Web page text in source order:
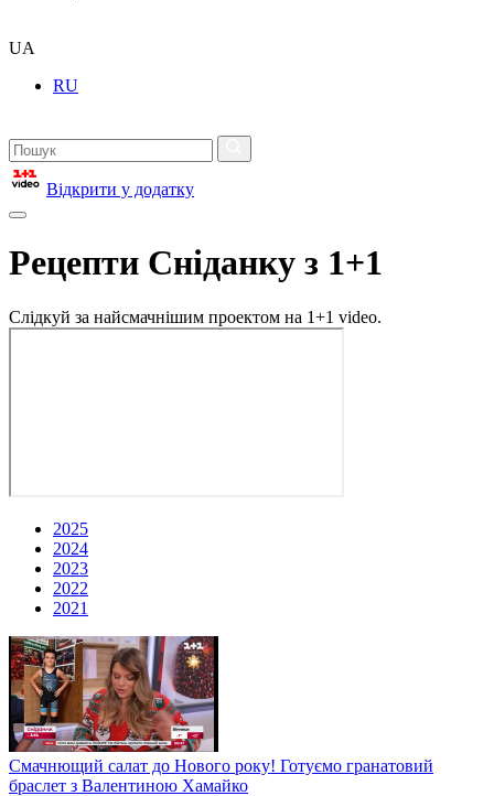
UA
RU
Відкрити у додатку
Рецепти Сніданку з 1+1
Слідкуй за найсмачнішим проектом на 1+1 video.
2025
2024
2023
2022
2021
Смачнющий салат до Нового року! Готуємо гранатовий
браслет з Валентиною Хамайко